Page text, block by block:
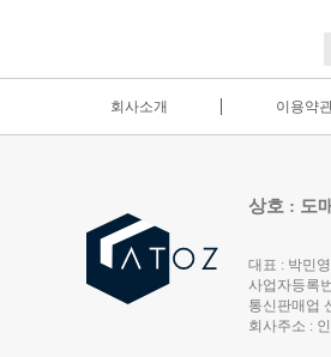
회사소개 이용약
상호 : 도
대표 : 박민영
사업자등록
통신판매업
회사주소 :